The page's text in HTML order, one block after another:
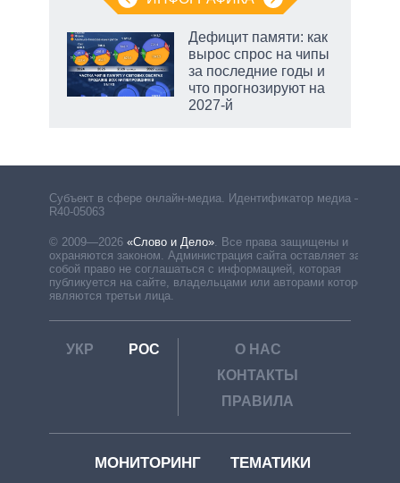
Дефицит памяти: как
вырос спрос на чипы
за последние годы и
что прогнозируют на
2027-й
Субъект в сфере онлайн-медиа. Идентификатор медиа –
R40-05063
© 2009—2026 «Слово и Дело». Все права защищены и
охраняются законом. Администрация сайта оставляет за
собой право не соглашаться с информацией, которая
публикуется на сайте, владельцами или авторами которой
являются третьи лица.
УКР РОС
О НАС
КОНТАКТЫ
ПРАВИЛА
МОНИТОРИНГ ТЕМАТИКИ